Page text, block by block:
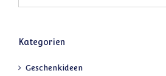
Kategorien
Geschenkideen